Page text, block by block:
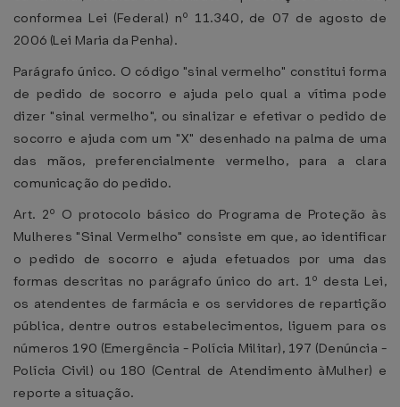
conformea Lei (Federal) nº 11.340, de 07 de agosto de
2006 (Lei Maria da Penha).
Parágrafo único. O código "sinal vermelho" constitui forma
de pedido de socorro e ajuda pelo qual a vítima pode
dizer "sinal vermelho", ou sinalizar e efetivar o pedido de
socorro e ajuda com um "X" desenhado na palma de uma
das mãos, preferencialmente vermelho, para a clara
comunicação do pedido.
Art. 2º O protocolo básico do Programa de Proteção às
Mulheres "Sinal Vermelho" consiste em que, ao identificar
o pedido de socorro e ajuda efetuados por uma das
formas descritas no parágrafo único do art. 1º desta Lei,
os atendentes de farmácia e os servidores de repartição
pública, dentre outros estabelecimentos, liguem para os
números 190 (Emergência - Polícia Militar), 197 (Denúncia -
Polícia Civil) ou 180 (Central de Atendimento àMulher) e
reporte a situação.